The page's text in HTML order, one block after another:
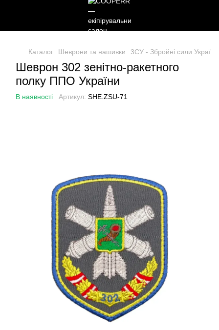
Каталог Шеврони та нашивки 3СУ - Збройні сили України
Шеврон 302 зенітно-ракетного
полку ППО України
В наявності Артикул: SHE.ZSU-71